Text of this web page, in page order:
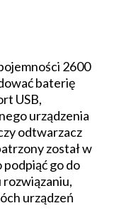
2600
baterię
USB,
urządzenia
odtwarzacz
został w
podpiąć go do
rozwiązaniu,
urządzeń